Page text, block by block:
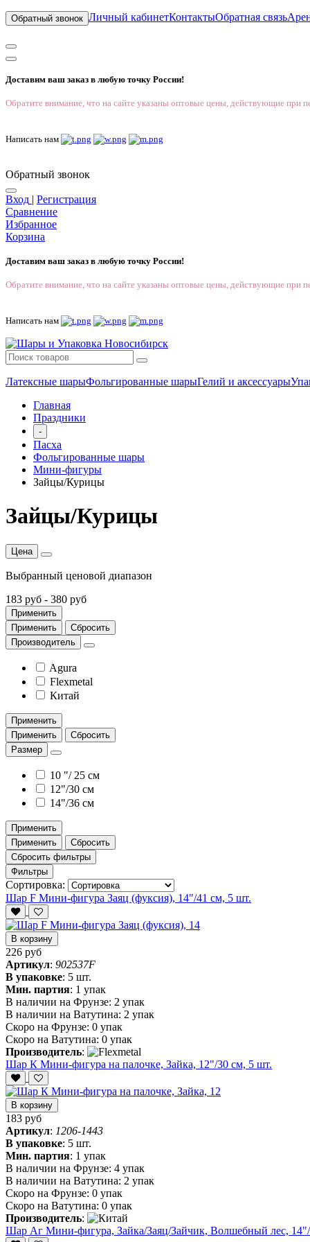
Обратный звонок Личный кабинетКонтактыОбратная связь
Доставим ваш заказ в любую точку России!
Обратите внимание, что на сайте указаны оптовые цены, действующие при
Написать нам
Обратный звонок
Вход | Регистрация
Сравнение
Избранное
Корзина
Доставим ваш заказ в любую точку России!
Обратите внимание, что на сайте указаны оптовые цены, действующие при
Написать нам
Латексные шарыФольгированные шарыГелий и аксессуары
Главная
Праздники
-
Пасха
Фольгированные шары
Мини-фигуры
Зайцы/Курицы
Зайцы/Курицы
Цена
Выбранный ценовой диапазон
183 руб - 380 руб
Применить
Применить
Сбросить
Производитель
Agura
Flexmetal
Китай
Применить
Применить
Сбросить
Размер
10 "/ 25 см
12"/30 см
14"/36 см
Применить
Применить
Сбросить
Сбросить фильтры
Фильтры
Сортировка:
Шар F Мини-фигура Заяц (фуксия), 14"/41 см, 5 шт.
В корзину
226 руб
Артикул: 902537F
В упаковке: 5 шт.
Мин. партия: 1 упак
В наличии на Фрунзе: 2 упак
В наличии на Ватутина: 2 упак
Скоро на Фрунзе: 0 упак
Скоро на Ватутина: 0 упак
Производитель:
Шар К Мини-фигура на палочке, Зайка, 12"/30 см, 5 шт.
В корзину
183 руб
Артикул: 1206-1443
В упаковке: 5 шт.
Мин. партия: 1 упак
В наличии на Фрунзе: 4 упак
В наличии на Ватутина: 2 упак
Скоро на Фрунзе: 0 упак
Скоро на Ватутина: 0 упак
Производитель:
Шар Аг Мини-фигура, Зайка/Заяц/Зайчик, Волшебный лес,